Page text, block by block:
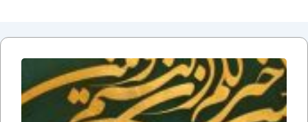
دلایل
بر زنده
بودن